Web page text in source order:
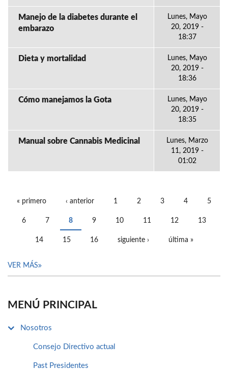
Manejo de la diabetes durante el
embarazo
Lunes, Mayo
20, 2019 -
18:37
Dieta y mortalidad
Lunes, Mayo
20, 2019 -
18:36
Cómo manejamos la Gota
Lunes, Mayo
20, 2019 -
18:35
Manual sobre Cannabis Medicinal
Lunes, Marzo
11, 2019 -
01:02
« primero ‹ anterior 1 2 3 4 5
6 7 8 9 10 11 12 13
14 15 16 siguiente › última »
VER MÁS
MENÚ PRINCIPAL
Nosotros
Consejo Directivo actual
Past Presidentes